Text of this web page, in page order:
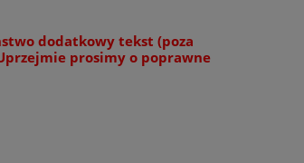
dodatkowy tekst (poza
prosimy o poprawne